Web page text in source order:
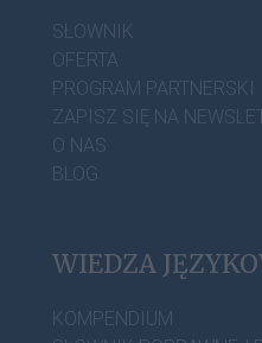
SŁOWNIK
OFERTA
PROGRAM PARTNERSKI
ZAPISZ SIĘ NA
O NAS
BLOG
WIEDZA
KOMPENDIUM